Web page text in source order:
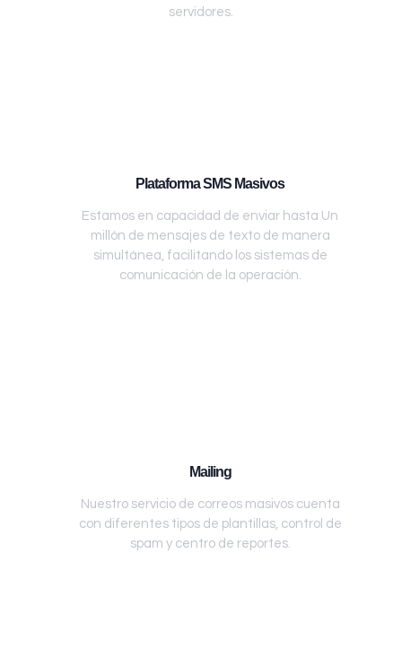
servidores.
Plataforma SMS Masivos
Estamos en capacidad de enviar hasta Un
millón de mensajes de texto de manera
simultánea, facilitando los sistemas de
comunicación de la operación.
Mailing
Nuestro servicio de correos masivos cuenta
con diferentes tipos de plantillas, control de
spam y centro de reportes.